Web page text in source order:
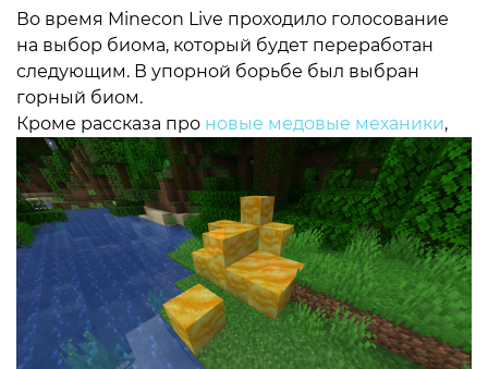
Во время Minecon Live проходило голосование
на выбор биома, который будет переработан
следующим. В упорной борьбе был выбран
горный биом.
Кроме рассказа про новые медовые механики,